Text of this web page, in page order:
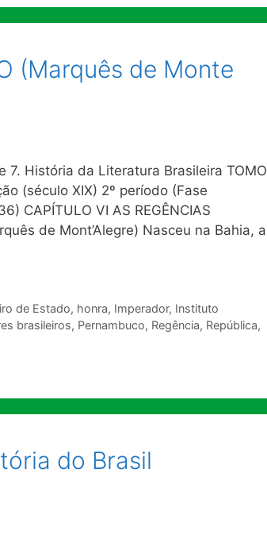
(Marquês de Monte
História da Literatura Brasileira TOMO
(século XIX) 2º período (Fase
CAPÍTULO VI AS REGÊNCIAS
de Mont’Alegre) Nasceu na Bahia, a
de Estado, honra, Imperador, Instituto
brasileiros, Pernambuco, Regência, República,
do Brasil